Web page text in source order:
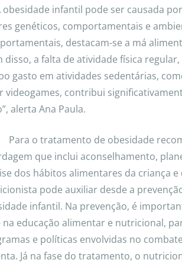
infantil pode ser causada
genéticos, comportamentais e
destacam-se a má
disso, a falta de atividade física
gasto em atividades sedentárias,
videogames, contribui
alerta Ana Paula.
o tratamento de obesidade
que inclui aconselhamento,
dos hábitos alimentares da criança e
pode auxiliar desde a
infantil. Na prevenção, é
na educação alimentar e nutricional,
e políticas envolvidas no
Já na fase do tratamento, o